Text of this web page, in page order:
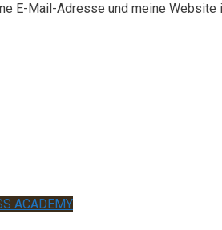
E-Mail-Adresse und meine
ACADEMY